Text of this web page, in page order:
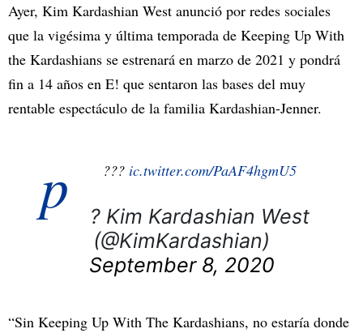
Ayer, Kim Kardashian West anunció por redes sociales
que la vigésima y última temporada de Keeping Up With
the Kardashians se estrenará en marzo de 2021 y pondrá
fin a 14 años en E! que sentaron las bases del muy
rentable espectáculo de la familia Kardashian-Jenner.
???
p ic.twitter.com/PaAF4hgmU5
? Kim Kardashian West
(@KimKardashian)
September 8, 2020
“Sin Keeping Up With The Kardashians, no estaría donde